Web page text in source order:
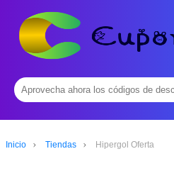
Inicio Tiendas Hipergol Oferta